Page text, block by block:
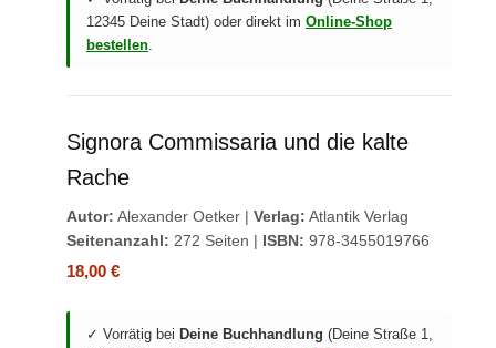
12345 Deine Stadt) oder direkt im Online-Shop
bestellen
Signora Commissaria und die kalte
Rache
Autor: Alexander Oetker | Verlag: Atlantik Verlag
Seitenanzahl: 272 Seiten | ISBN: 978-3455019766
18,00 €
✓ Vorrätig bei Deine Buchhandlung (Deine Straße 1,